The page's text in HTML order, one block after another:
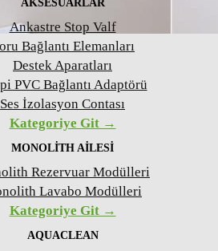
Ankastre Stop Valf
Bağlantı Elemanları
Destek Aparatları
PVC Bağlantı Adaptörü
Ses İzolasyon Contası
Kategoriye Git →
MONOLITH AILESI
Rezervuar Modülleri
Lavabo Modülleri
Kategoriye Git →
AQUACLEAN